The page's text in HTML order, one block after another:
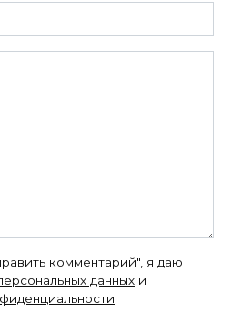
комментарий", я даю
данных и